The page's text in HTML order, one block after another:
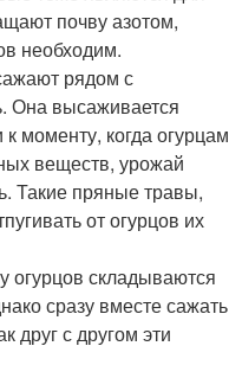
почву азотом,
необходим.
рядом с
Она высаживается
моменту, когда огурцам
веществ, урожай
Такие пряные травы,
от огурцов их
складываются
сразу вместе сажать
друг с другом эти